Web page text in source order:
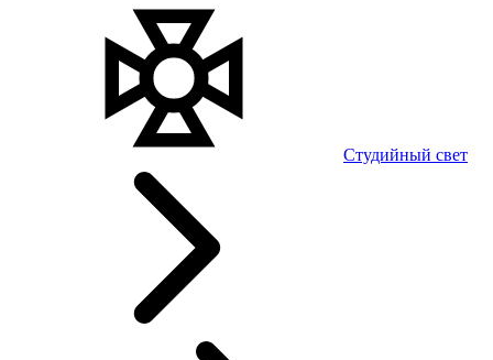
Студийный свет